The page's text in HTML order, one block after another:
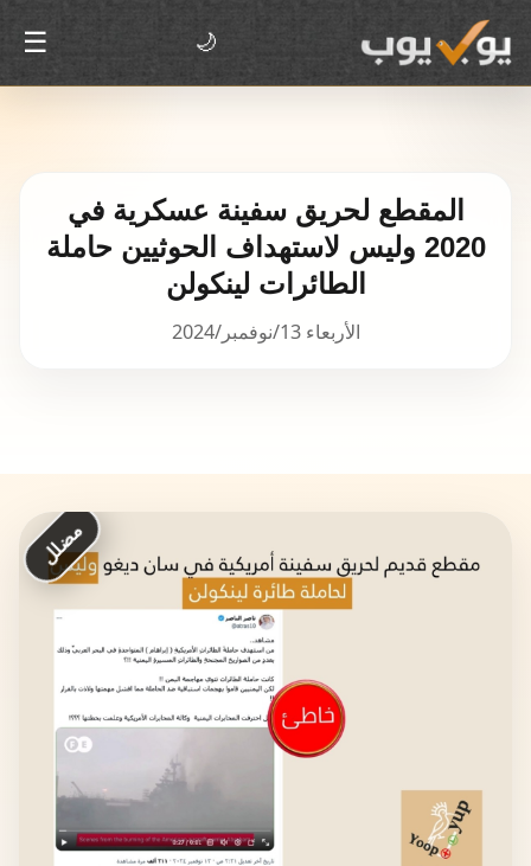
🌙
☰
المقطع لحريق سفينة عسكرية في
2020 وليس لاستهداف الحوثيين حاملة
الطائرات لينكولن
الأربعاء 13/نوفمبر/2024
مضلل